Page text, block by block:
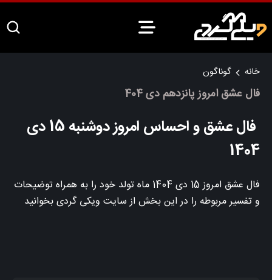
خانه گوناگون
فال عشق امروز پانزدهم دی 404
فال عشق و احساس امروز دوشنبه 15 دی
1404
فال عشق امروز 15 دی 1404 ماه تولد خود را به همراه توضیحات
و تفسیر مربوطه را در این بخش از سایت ویکی گردی بخوانید